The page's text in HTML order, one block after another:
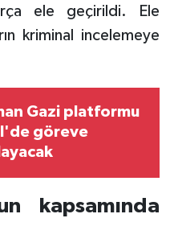
ele geçirildi. Ele
kriminal incelemeye
Gazi platformu
göreve
kapsamında